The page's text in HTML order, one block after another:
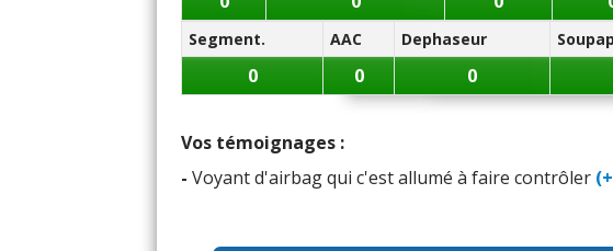
Segment. AAC Dephaseur
0 0 0
Vos témoignages :
- Voyant d'airbag qui c'est allumé à faire contrôler